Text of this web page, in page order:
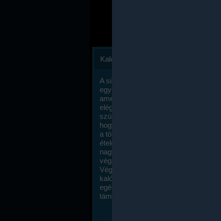
Kalóriaszámlálás
A sikeres fogyás titka valójában igen
egyszerű: égess több energiát, mint
amennyit beviszel. Természetesen
elég nagy fegyelemre és akaraterőre
szükség, de meglepődve fogod
hogy a kalóriaszámolás mennyire
a többi diétához képest. Itt nincsenek
ételek és a megengedett kalóriabevitelt
nagymértékben növelheted ha
végzel.
Végül, de nem utolsó sorban, a
kalóriaszámolás módszerét a legtöbb
egészségügyi szakorvos ajánlja és
támogatja.